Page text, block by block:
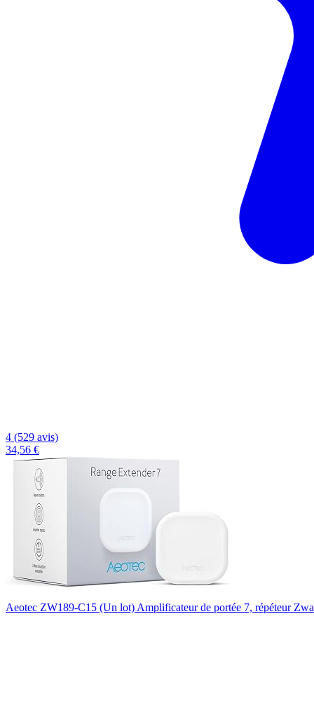
4 (529 avis)
34,56 €
Aeotec ZW189-C15 (Un lot) Amplificateur de portée 7, répéteur